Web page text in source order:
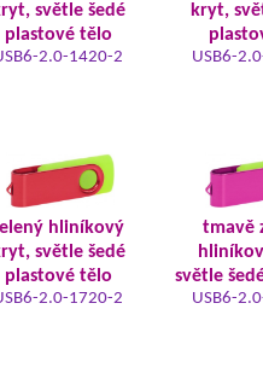
světle šedé
plastové tělo
2.0-1420-2
kryt,
USB6-
hliníkový
světle šedé
plastové tělo
2.0-1720-2
tmavě
světle
USB6-